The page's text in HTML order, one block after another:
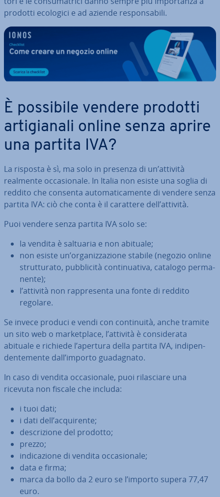
prodotti ecologici e ad aziende re­spon­sa­bi­li.
È possibile vendere prodotti
ar­ti­gia­na­li online senza aprire
una partita IVA?
La risposta è sì, ma solo in presenza di un’attività
realmente oc­ca­sio­na­le. In Italia non esiste una soglia di
reddito che consenta au­to­ma­ti­ca­men­te di vendere senza
partita IVA: ciò che conta è il carattere dell’attività.
Puoi vendere senza partita IVA solo se:
la vendita è saltuaria e non abituale;
non esiste un’or­ga­niz­za­zio­ne stabile (negozio online
strut­tu­ra­to, pub­bli­ci­tà con­ti­nua­ti­va, catalogo per­ma­
nen­te);
l’attività non rap­pre­sen­ta una fonte di reddito
regolare.
Se invece produci e vendi con con­ti­nui­tà, anche tramite
un sito web o mar­ket­pla­ce, l’attività è con­si­de­ra­ta
abituale e richiede l’apertura della partita IVA, in­di­pen­
den­te­men­te dall’importo gua­da­gna­to.
In caso di vendita oc­ca­sio­na­le, puoi ri­la­scia­re una
ricevuta non fiscale che includa:
i tuoi dati;
i dati dell’ac­qui­ren­te;
de­scri­zio­ne del prodotto;
prezzo;
in­di­ca­zio­ne di vendita oc­ca­sio­na­le;
data e firma;
marca da bollo da 2 euro se l’importo supera 77,47
euro.